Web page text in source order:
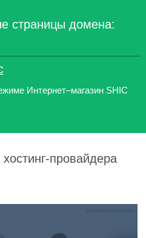
страницы домена:
Интернет–магазин SHIC
провайдера